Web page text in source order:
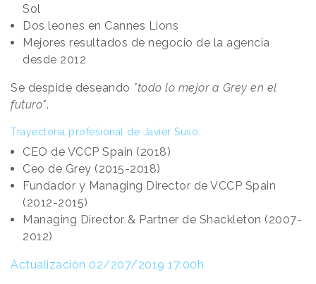
Sol
Dos leones en Cannes Lions
Mejores resultados de negocio de la agencia
desde 2012
Se despide deseando "todo lo mejor a Grey en el
futuro".
Trayectoria profesional de Javier Suso:
CEO de VCCP Spain (2018)
Ceo de Grey (2015-2018)
Fundador y Managing Director de VCCP Spain
(2012-2015)
Managing Director & Partner de Shackleton (2007-
2012)
Actualización 02/207/2019 17:00h